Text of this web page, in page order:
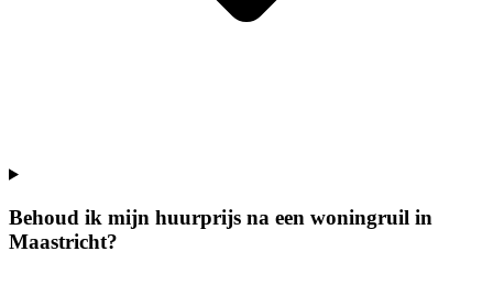
Behoud ik mijn huurprijs na een woningruil in
Maastricht?